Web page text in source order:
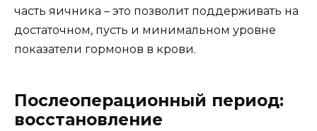
часть яичника – это позволит поддерживать на
достаточном, пусть и минимальном уровне
показатели гормонов в крови.
Послеоперационный период:
восстановление